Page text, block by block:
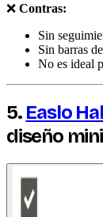
❌ Contras:
Sin
Sin barras
No es ideal
5. Easlo
diseño